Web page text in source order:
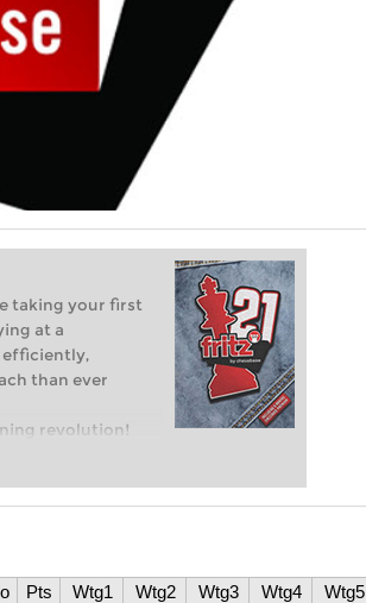
taking your first
at a
efficiently,
than ever
revolution!
of club chess,
TIME
Pts Wtg1 Wtg2 Wtg3 Wtg4 Wtg5